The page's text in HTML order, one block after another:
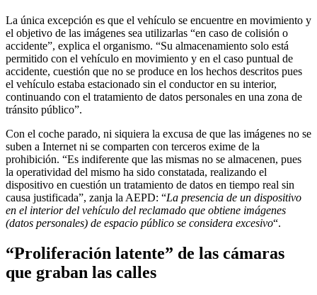
La única excepción es que el vehículo se encuentre en movimiento y
el objetivo de las imágenes sea utilizarlas “en caso de colisión o
accidente”, explica el organismo. “Su almacenamiento solo está
permitido con el vehículo en movimiento y en el caso puntual de
accidente, cuestión que no se produce en los hechos descritos pues
el vehículo estaba estacionado sin el conductor en su interior,
continuando con el tratamiento de datos personales en una zona de
tránsito público”.
Con el coche parado, ni siquiera la excusa de que las imágenes no se
suben a Internet ni se comparten con terceros exime de la
prohibición. “Es indiferente que las mismas no se almacenen, pues
la operatividad del mismo ha sido constatada, realizando el
dispositivo en cuestión un tratamiento de datos en tiempo real sin
causa justificada”, zanja la AEPD: “La presencia de un dispositivo
en el interior del vehículo del reclamado que obtiene imágenes
(datos personales) de espacio público se considera excesivo“.
“Proliferación latente” de las cámaras
que graban las calles